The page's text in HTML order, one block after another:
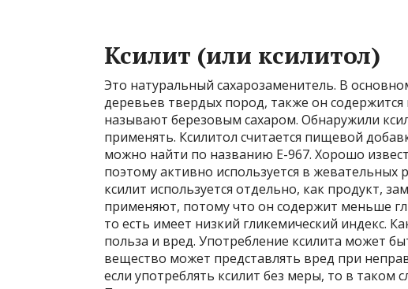
Ксилит (или ксилитол)
Это натуральный сахарозаменитель. В
деревьев твердых пород, также он содержится
называют березовым сахаром. Обнаружили
применять. Ксилитол считается пищевой
можно найти по названию Е-967. Хорошо
поэтому активно используется в жевательных
ксилит используется отдельно, как продукт,
применяют, потому что он содержит меньше
то есть имеет низкий гликемический индекс.
польза и вред. Употребление ксилита может
вещество может представлять вред при
если употреблять ксилит без меры, то в таком